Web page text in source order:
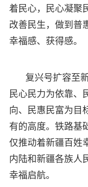
着民心，民心凝聚
改善民生，做到普
幸福感、获得感。
复兴号扩容至
民心民力为依靠、
向、民惠民富为目
有的高度。铁路基
仅推动着新疆百姓
内陆和新疆各族人
幸福启航。